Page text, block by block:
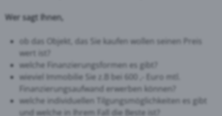
Wer sagt Ihnen,
ob das Objekt, das Sie kaufen wollen seinen Preis
wert ist?
welche Finanzierungsformen es gibt?
wieviel Immobilie Sie z.B bei 600 ,- Euro mtl.
Finanzierungsaufwand erwerben können?
welche individuellen Tilgungsmöglichkeiten es gibt
und welche in Ihrem Fall die Beste ist?